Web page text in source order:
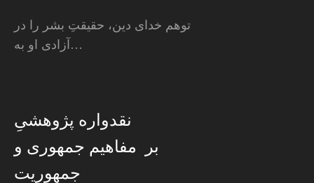
توهم خدای دین، حقیقتِ بشر را در
آزادی او به…
نقدواره پژوهشیِ
بر مفاهیم جمهوری و